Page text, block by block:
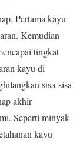
Pertama kayu
Kemudian
tingkat
kayu di
sisa-sisa
akhir
Seperti minyak
kayu